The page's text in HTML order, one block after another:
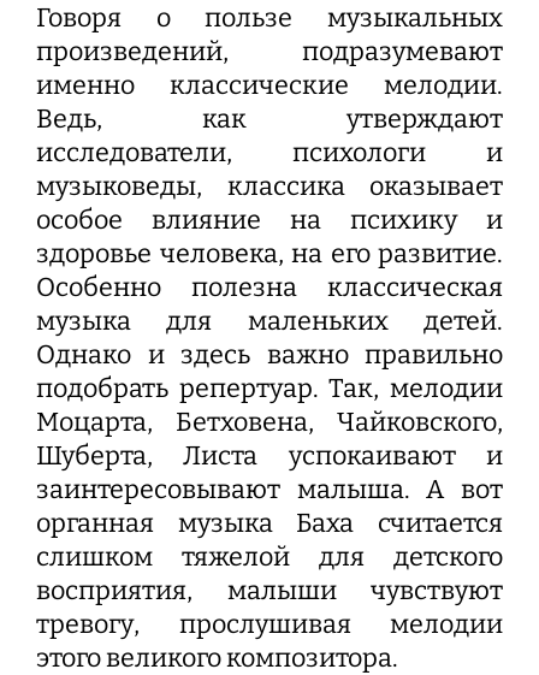
Говоря о пользе музыкальных
произведений, подразумевают
именно классические мелодии.
Ведь, как утверждают
исследователи, психологи и
музыковеды, классика оказывает
особое влияние на психику и
здоровье человека, на его развитие.
Особенно полезна классическая
музыка для маленьких детей.
Однако и здесь важно правильно
подобрать репертуар. Так, мелодии
Моцарта, Бетховена, Чайковского,
Шуберта, Листа успокаивают и
заинтересовывают малыша. А вот
органная музыка Баха считается
слишком тяжелой для детского
восприятия, малыши чувствуют
тревогу, прослушивая мелодии
этого великого композитора.